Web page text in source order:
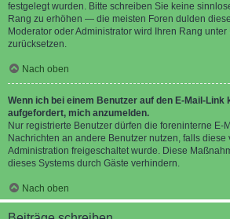
festgelegt wurden. Bitte schreiben Sie keine
Rang zu erhöhen — die meisten Foren dulden
Moderator oder Administrator wird Ihren Rang
zurücksetzen.
Nach oben
Wenn ich bei einem Benutzer auf den E-Mail-Link
aufgefordert, mich anzumelden.
Nur registrierte Benutzer dürfen die foreninterne E-
Nachrichten an andere Benutzer nutzen, falls diese
Administration freigeschaltet wurde. Diese
dieses Systems durch Gäste verhindern.
Nach oben